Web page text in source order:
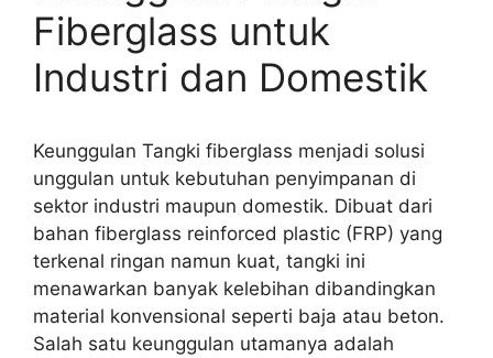
Fiberglass untuk
Industri dan Domestik
Keunggulan Tangki fiberglass menjadi solusi
unggulan untuk kebutuhan penyimpanan di
sektor industri maupun domestik. Dibuat dari
bahan fiberglass reinforced plastic (FRP) yang
terkenal ringan namun kuat, tangki ini
menawarkan banyak kelebihan dibandingkan
material konvensional seperti baja atau beton.
Salah satu keunggulan utamanya adalah